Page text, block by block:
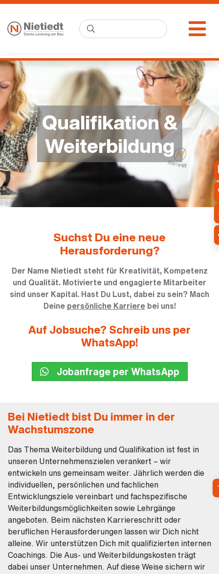
Qualifikation &
Weiterbildung
Suchst Du eine neue
Herausforderung?
Der Name Nietiedt steht für Kreativität, Kompetenz
und Qualität. Motivierte und engagierte Mitarbeiter
sind unser Kapital. Hast Du Lust, dabei zu sein? Mach
Deine persönliche Karrierebei uns!
Auf Jobsuche? Schreib uns per
WhatsApp!
Jobanfrage per WhatsApp
Bei Nietiedt bist Du immer in der
Wachstumszone
Das Thema Weiterbildung und Qualifikation ist fest in
unseren Unternehmenszielen verankert – wir
entwickeln uns gemeinsam weiter. Jährlich werden die
individuellen, persönlichen und fachlichen
Entwicklungsziele vereinbart und fachspezifische
Weiterbildungsmöglichkeiten sowie Lehrgänge
angeboten. Beim nächsten Karriereschritt oder
beruflichen Herausforderungen lassen wir Dich nicht
alleine. Wir unterstützen Dich mit qualifizierten internen
Coachings. Die Aus- und Weiterbildungskosten trägt
dabei unser Unternehmen. Auf diese Weise sichern wir